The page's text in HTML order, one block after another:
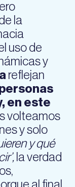
la
uso de
y
reflejan
en este
volteamos
y solo
y qué
la verdad